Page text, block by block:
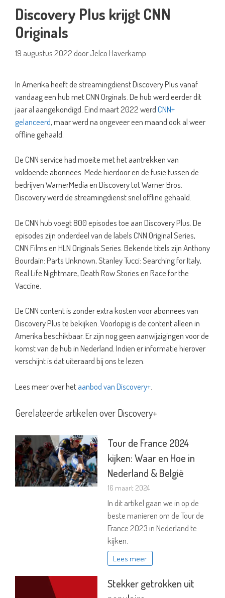
Discovery Plus krijgt CNN
Originals
19 augustus 2022 doorJelco Haverkamp
In Amerika heeft de streamingdienst Discovery Plus vanaf
vandaag een hub met CNN Orginals. De hub werd eerder dit
jaar al aangekondigd. Eind maart 2022 werdCNN+
gelanceerd, maar werd na ongeveer een maand ook al weer
offline gehaald.
De CNN service had moeite met het aantrekken van
voldoende abonnees. Mede hierdoor en de fusie tussen de
bedrijven WarnerMedia en Discovery tot Warner Bros.
Discovery werd de streamingdienst snel offline gehaald.
De CNN hub voegt 800 episodes toe aan Discovery Plus. De
episodes zijn onderdeel van de labels CNN Original Series,
CNN Films en HLN Originals Series. Bekende titels zijn Anthony
Bourdain: Parts Unknown, Stanley Tucci: Searching for Italy,
Real Life Nightmare, Death Row Stories en Race for the
Vaccine.
De CNN content is zonder extra kosten voor abonnees van
Discovery Plus te bekijken. Voorlopig is de content alleen in
Amerika beschikbaar. Er zijn nog geen aanwijzigingen voor de
komst van de hub in Nederland. Indien er informatie hierover
verschijnt is dat uiteraard bij ons te lezen.
Lees meer over hetaanbod van Discovery+
Gerelateerde artikelen over Discovery+
Tour de France 2024
kijken: Waar en Hoe in
Nederland & België
16 maart 2024
In dit artikel gaan we in op de
beste manieren om de Tour de
France 2023 in Nederland te
kijken.
Lees meer
Stekker getrokken uit